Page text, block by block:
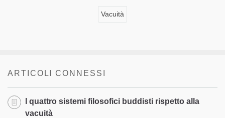
Vacuità
ARTICOLI CONNESSI
I quattro sistemi filosofici buddisti rispetto alla
vacuità